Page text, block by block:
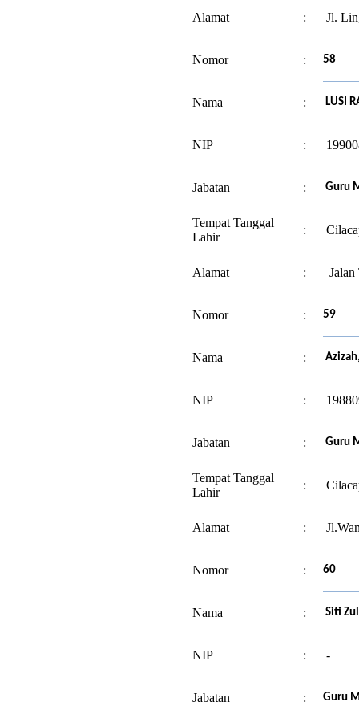
Alamat : Jl.
Nomor : 58
Nama : LUSI
NIP :
Jabatan : Guru
Tempat Tanggal
Lahir
:
Alamat :
Nomor : 59
Nama :
NIP :
Jabatan : Guru
Tempat Tanggal
Lahir
:
Alamat :
Nomor : 60
Nama : Siti
NIP : -
Jabatan : Guru